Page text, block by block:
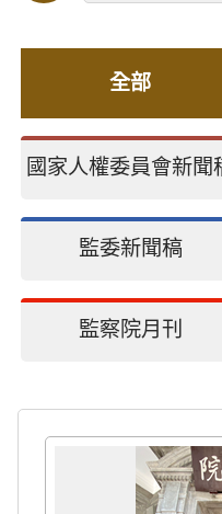
全部
國家人權委員會新聞
監委新聞稿
監察院月刊